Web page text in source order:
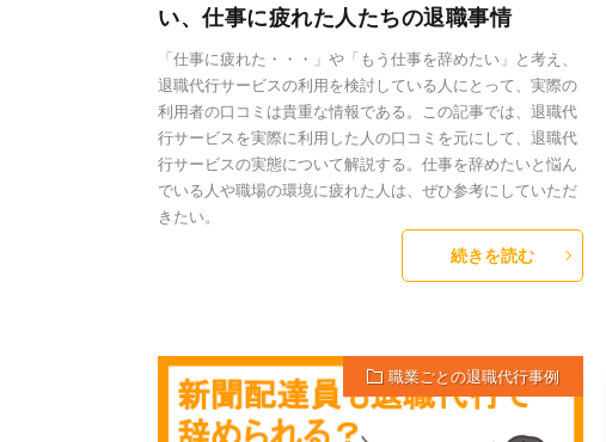
い、仕事に疲れた人たちの退職事情
「仕事に疲れた・・・」や「もう仕事を辞めたい」と考え、
退職代行サービスの利用を検討している人にとって、実際の
利用者の口コミは貴重な情報である。この記事では、退職代
行サービスを実際に利用した人の口コミを元にして、退職代
行サービスの実態について解説する。仕事を辞めたいと悩ん
でいる人や職場の環境に疲れた人は、ぜひ参考にしていただ
きたい。
続きを読む
職業ごとの退職代行事例